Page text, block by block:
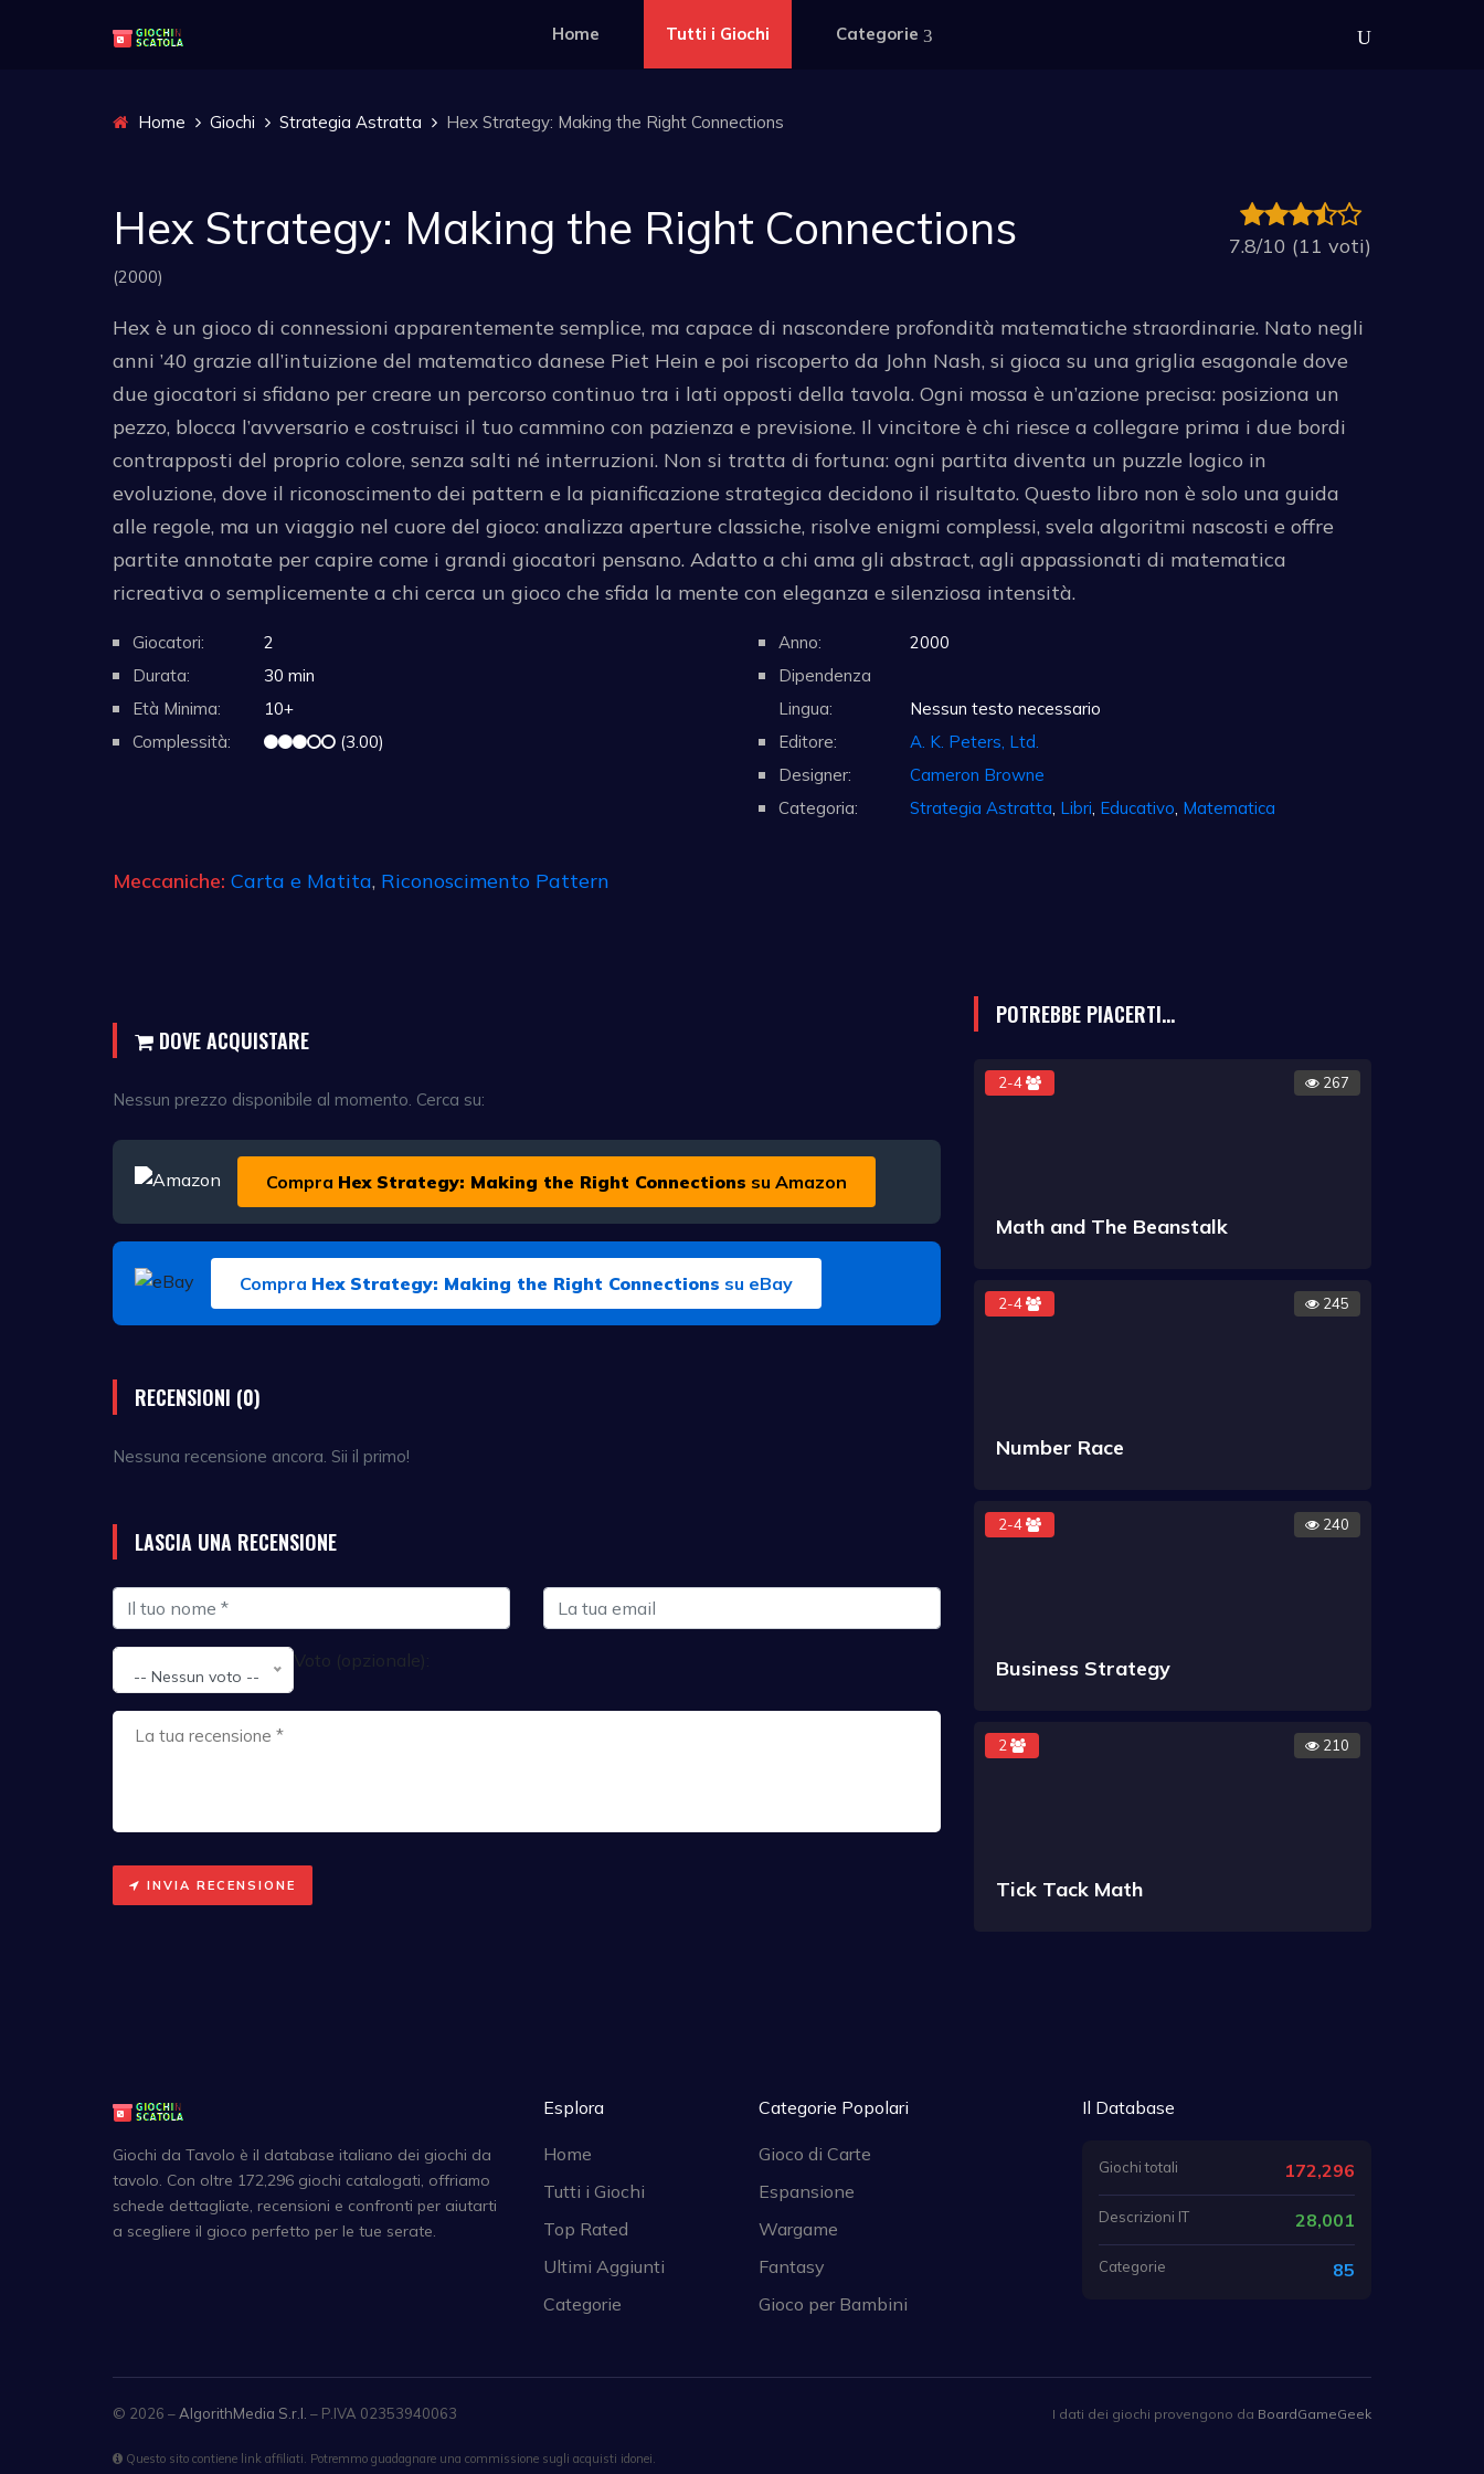
Home Tutti i Giochi Categorie
Home Giochi Strategia Astratta Hex Strategy: Making the Right Connections
Hex Strategy: Making the Right Connections
(2000)
7.8/10 (11 voti)
Hex è un gioco di connessioni apparentemente semplice, ma capace di nascondere profondità matematiche straordinarie. Nato negli
anni ’40 grazie all’intuizione del matematico danese Piet Hein e poi riscoperto da John Nash, si gioca su una griglia esagonale dove
due giocatori si sfidano per creare un percorso continuo tra i lati opposti della tavola. Ogni mossa è un’azione precisa: posiziona un
pezzo, blocca l’avversario e costruisci il tuo cammino con pazienza e previsione. Il vincitore è chi riesce a collegare prima i due bordi
contrapposti del proprio colore, senza salti né interruzioni. Non si tratta di fortuna: ogni partita diventa un puzzle logico in
evoluzione, dove il riconoscimento dei pattern e la pianificazione strategica decidono il risultato. Questo libro non è solo una guida
alle regole, ma un viaggio nel cuore del gioco: analizza aperture classiche, risolve enigmi complessi, svela algoritmi nascosti e offre
partite annotate per capire come i grandi giocatori pensano. Adatto a chi ama gli abstract, agli appassionati di matematica
ricreativa o semplicemente a chi cerca un gioco che sfida la mente con eleganza e silenziosa intensità.
Giocatori:
2
Durata:
30 min
Età Minima:
10+
Complessità:
(3.00)
Anno:
2000
Dipendenza
Lingua:
Nessun testo necessario
Editore:
A. K. Peters, Ltd.
Designer:
Cameron Browne
Categoria:
Strategia Astratta Libri Educativo Matematica
Meccaniche: Carta e Matita, Riconoscimento Pattern
DOVE ACQUISTARE
Nessun prezzo disponibile al momento. Cerca su:
Compra Hex Strategy: Making the Right Connections su Amazon
Compra Hex Strategy: Making the Right Connections su eBay
RECENSIONI (0)
Nessuna recensione ancora. Sii il primo!
LASCIA UNA RECENSIONE
Voto (opzionale):
-- Nessun voto --
INVIA RECENSIONE
POTREBBE PIACERTI...
2-4 267
Math and The Beanstalk
2-4 245
Number Race
2-4 240
Business Strategy
2 210
Tick Tack Math
Giochi da Tavolo è il database italiano dei giochi da
tavolo. Con oltre 172,296 giochi catalogati, offriamo
schede dettagliate, recensioni e confronti per aiutarti
a scegliere il gioco perfetto per le tue serate.
Esplora
Home
Tutti i Giochi
Top Rated
Ultimi Aggiunti
Categorie
Categorie Popolari
Gioco di Carte
Espansione
Wargame
Fantasy
Gioco per Bambini
Il Database
Giochi totali 172,296
Descrizioni IT 28,001
Categorie 85
© 2026 – AlgorithMedia S.r.l. – P.IVA 02353940063 I dati dei giochi provengono da BoardGameGeek
Questo sito contiene link affiliati. Potremmo guadagnare una commissione sugli acquisti idonei.